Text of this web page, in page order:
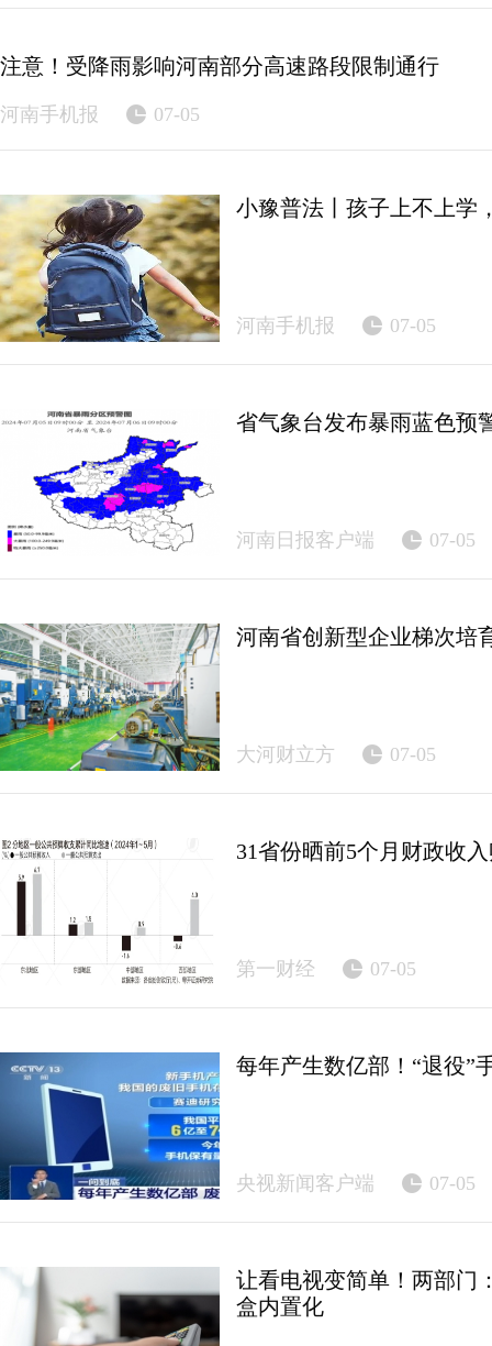
注意！受降雨影响河南部分高速路段限制通行
河南手机报 07-05
小豫普法丨孩子上不上学
河南手机报 07-05
省气象台发布暴雨蓝色预
河南日报客户端 07-05
河南省创新型企业梯次培
大河财立方 07-05
31省份晒前5个月财政收
第一财经 07-05
每年产生数亿部！“退役”
央视新闻客户端 07-05
让看电视变简单！两部门
盒内置化